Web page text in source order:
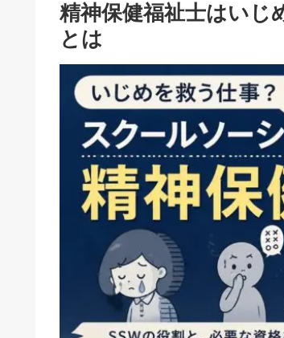
精神保健福祉士はいじ
とは